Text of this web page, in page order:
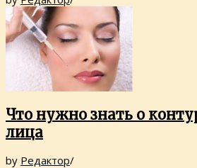
Что нужно знать о
лица
by Редактор/